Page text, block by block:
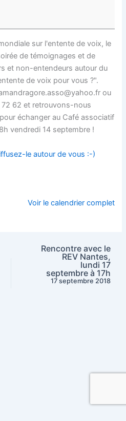
sur l'entente de voix, le
de témoignages et de
et non-entendeurs autour du
de voix pour vous ?".
ou
62 et retrouvons-nous
échanger au Café associatif
vendredi 14 septembre !
le autour de vous :-)
Voir le calendrier complet
Rencontre avec le
REV Nantes,
lundi 17
septembre à 17h
17 septembre 2018